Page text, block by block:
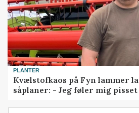
PLANTER
Kvælstofkaos på Fyn lammer
såplaner: - Jeg føler mig pisset